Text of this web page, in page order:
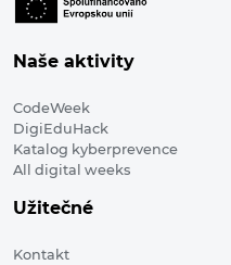
Naše aktivity
CodeWeek
DigiEduHack
Katalog kyberprevence
All digital weeks
Užitečné
Kontakt